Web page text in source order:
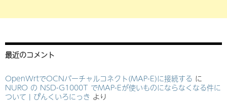
最近のコメント
OpenWrtでOCNバーチャルコネクト(MAP-E)に接続する に
NURO の NSD-G1000T でMAP-Eが使いものにならなくなる件に
ついて | ぴんくいろにっき より